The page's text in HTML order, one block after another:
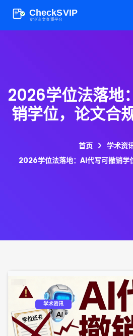
2026学位法落地
销学位，论文合
首页
学术资
2026学位法落地：AI代写可撤销学
学术资讯